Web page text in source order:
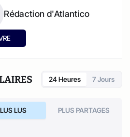
Rédaction d'Atlantico
24 Heures 7 Jours
LUS PLUS PARTAGES